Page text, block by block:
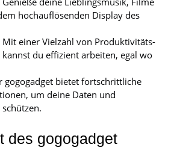
hochauflösenden Display des
Mit einer Vielzahl von Produktivitäts-
du effizient arbeiten, egal wo
gogogadget bietet fortschrittliche
um deine Daten und
des gogogadget